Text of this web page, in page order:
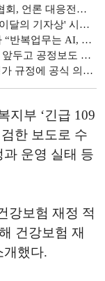
응전략 특강 개최
자상' 시상식 개최
자는 본질에 집중해야”
정보도 교육 실시
공식 의견서 제출
지부 ‘긴급 109
한 보도로 수
운영 실태 등
강보험 재정 적
건강보험 재
개했다.